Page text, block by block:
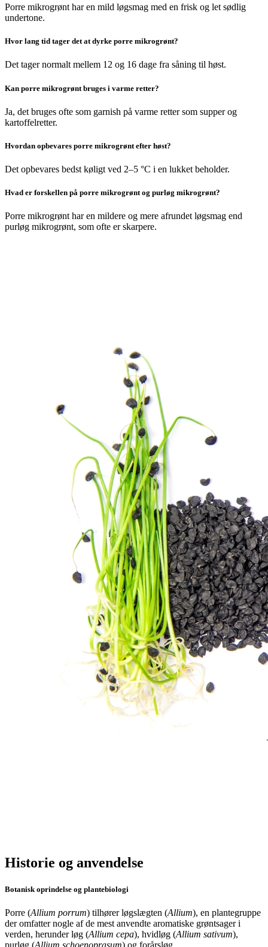
Porre mikrogrønt har en mild løgsmag med en frisk og let sødlig
undertone.
Hvor lang tid tager det at dyrke porre mikrogrønt?
Det tager normalt mellem 12 og 16 dage fra såning til høst.
Kan porre mikrogrønt bruges i varme retter?
Ja, det bruges ofte som garnish på varme retter som supper og
kartoffelretter.
Hvordan opbevares porre mikrogrønt efter høst?
Det opbevares bedst køligt ved 2–5 °C i en lukket beholder.
Hvad er forskellen på porre mikrogrønt og purløg mikrogrønt?
Porre mikrogrønt har en mildere og mere afrundet løgsmag end
purløg mikrogrønt, som ofte er skarpere.
Historie og anvendelse
Botanisk oprindelse og plantebiologi
Porre (Allium porrum) tilhører løgslægten (Allium), en plantegruppe
der omfatter nogle af de mest anvendte aromatiske grøntsager i
verden, herunder løg (Allium cepa), hvidløg (Allium sativum),
purløg (Allium schoenoprasum) og forårsløg.